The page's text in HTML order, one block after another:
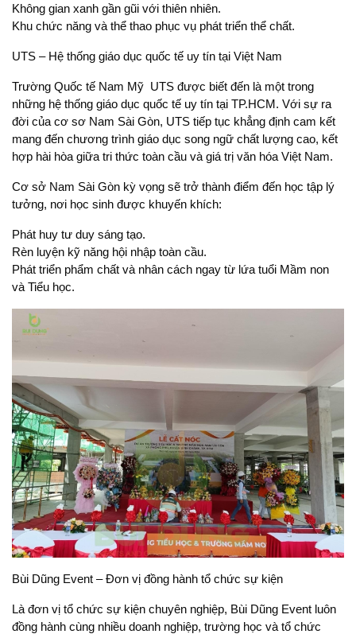
Không gian xanh gần gũi với thiên nhiên.
Khu chức năng và thể thao phục vụ phát triển thể chất.
UTS – Hệ thống giáo dục quốc tế uy tín tại Việt Nam
Trường Quốc tế Nam Mỹ UTS được biết đến là một trong
những hệ thống giáo dục quốc tế uy tín tại TP.HCM. Với sự ra
đời của cơ sơ Nam Sài Gòn, UTS tiếp tục khẳng định cam kết
mang đến chương trình giáo dục song ngữ chất lượng cao, kết
hợp hài hòa giữa tri thức toàn cầu và giá trị văn hóa Việt Nam.
Cơ sở Nam Sài Gòn kỳ vọng sẽ trở thành điểm đến học tập lý
tưởng, nơi học sinh được khuyến khích:
Phát huy tư duy sáng tạo.
Rèn luyện kỹ năng hội nhập toàn cầu.
Phát triển phẩm chất và nhân cách ngay từ lứa tuổi Mầm non
và Tiểu học.
Bùi Dũng Event – Đơn vị đồng hành tổ chức sự kiện
Là đơn vị tổ chức sự kiện chuyên nghiệp, Bùi Dũng Event luôn
đồng hành cùng nhiều doanh nghiệp, trường học và tổ chức